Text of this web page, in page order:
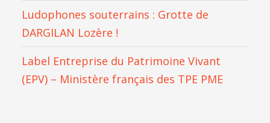
Ludophones souterrains : Grotte de
DARGILAN Lozère !
Label Entreprise du Patrimoine Vivant
(EPV) – Ministère français des TPE PME